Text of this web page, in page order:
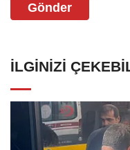
Gönder
İLGINIZI